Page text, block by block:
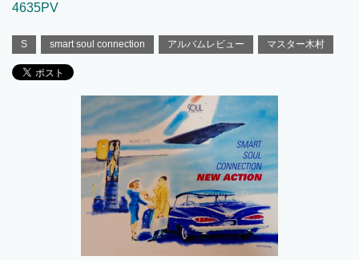
4635PV
S smart soul connection アルバムレビュー マスター木村